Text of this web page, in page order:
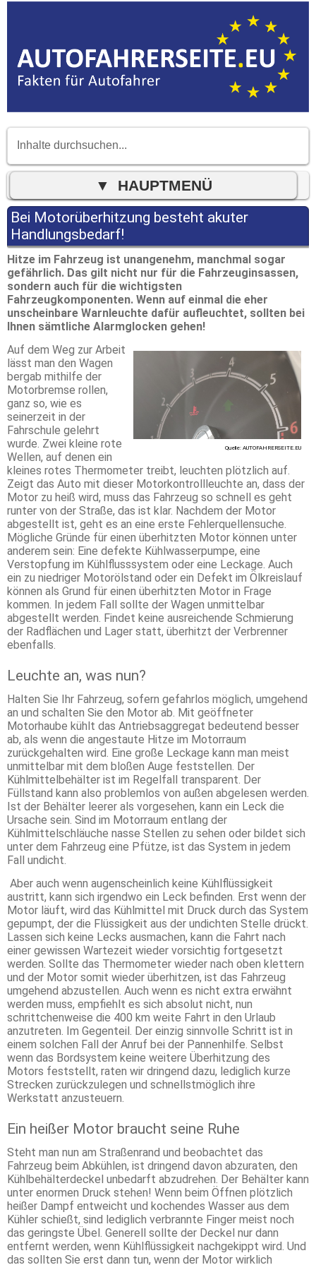
Bei Motorüberhitzung besteht akuter
Handlungsbedarf!
Hitze im Fahrzeug ist unangenehm, manchmal sogar
gefährlich. Das gilt nicht nur für die Fahrzeuginsassen,
sondern auch für die wichtigsten
Fahrzeugkomponenten. Wenn auf einmal die eher
unscheinbare Warnleuchte dafür aufleuchtet, sollten bei
Ihnen sämtliche Alarmglocken gehen!
Quelle: AUTOFAHRERSEITE.EU
Auf dem Weg zur Arbeit
lässt man den Wagen
bergab mithilfe der
Motorbremse rollen,
ganz so, wie es
seinerzeit in der
Fahrschule gelehrt
wurde. Zwei kleine rote
Wellen, auf denen ein
kleines rotes Thermometer treibt, leuchten plötzlich auf.
Zeigt das Auto mit dieser Motorkontrollleuchte an, dass der
Motor zu heiß wird, muss das Fahrzeug so schnell es geht
runter von der Straße, das ist klar. Nachdem der Motor
abgestellt ist, geht es an eine erste Fehlerquellensuche.
Mögliche Gründe für einen überhitzten Motor können unter
anderem sein: Eine defekte Kühlwasserpumpe, eine
Verstopfung im Kühlflusssystem oder eine Leckage. Auch
ein zu niedriger Motorölstand oder ein Defekt im Ölkreislauf
können als Grund für einen überhitzten Motor in Frage
kommen. In jedem Fall sollte der Wagen unmittelbar
abgestellt werden. Findet keine ausreichende Schmierung
der Radflächen und Lager statt, überhitzt der Verbrenner
ebenfalls.
Leuchte an, was nun?
Halten Sie Ihr Fahrzeug, sofern gefahrlos möglich, umgehend
an und schalten Sie den Motor ab. Mit geöffneter
Motorhaube kühlt das Antriebsaggregat bedeutend besser
ab, als wenn die angestaute Hitze im Motorraum
zurückgehalten wird. Eine große Leckage kann man meist
unmittelbar mit dem bloßen Auge feststellen. Der
Kühlmittelbehälter ist im Regelfall transparent. Der
Füllstand kann also problemlos von außen abgelesen werden.
Ist der Behälter leerer als vorgesehen, kann ein Leck die
Ursache sein. Sind im Motorraum entlang der
Kühlmittelschläuche nasse Stellen zu sehen oder bildet sich
unter dem Fahrzeug eine Pfütze, ist das System in jedem
Fall undicht.
Aber auch wenn augenscheinlich keine Kühlflüssigkeit
austritt, kann sich irgendwo ein Leck befinden. Erst wenn der
Motor läuft, wird das Kühlmittel mit Druck durch das System
gepumpt, der die Flüssigkeit aus der undichten Stelle drückt.
Lassen sich keine Lecks ausmachen, kann die Fahrt nach
einer gewissen Wartezeit wieder vorsichtig fortgesetzt
werden. Sollte das Thermometer wieder nach oben klettern
und der Motor somit wieder überhitzen, ist das Fahrzeug
umgehend abzustellen. Auch wenn es nicht extra erwähnt
werden muss, empfiehlt es sich absolut nicht, nun
schrittchenweise die 400 km weite Fahrt in den Urlaub
anzutreten. Im Gegenteil. Der einzig sinnvolle Schritt ist in
einem solchen Fall der Anruf bei der Pannenhilfe. Selbst
wenn das Bordsystem keine weitere Überhitzung des
Motors feststellt, raten wir dringend dazu, lediglich kurze
Strecken zurückzulegen und schnellstmöglich ihre
Werkstatt anzusteuern.
Ein heißer Motor braucht seine Ruhe
Steht man nun am Straßenrand und beobachtet das
Fahrzeug beim Abkühlen, ist dringend davon abzuraten, den
Kühlbehälterdeckel unbedarft abzudrehen. Der Behälter kann
unter enormen Druck stehen! Wenn beim Öffnen plötzlich
heißer Dampf entweicht und kochendes Wasser aus dem
Kühler schießt, sind lediglich verbrannte Finger meist noch
das geringste Übel. Generell sollte der Deckel nur dann
entfernt werden, wenn Kühlflüssigkeit nachgekippt wird. Und
das sollten Sie erst dann tun, wenn der Motor wirklich